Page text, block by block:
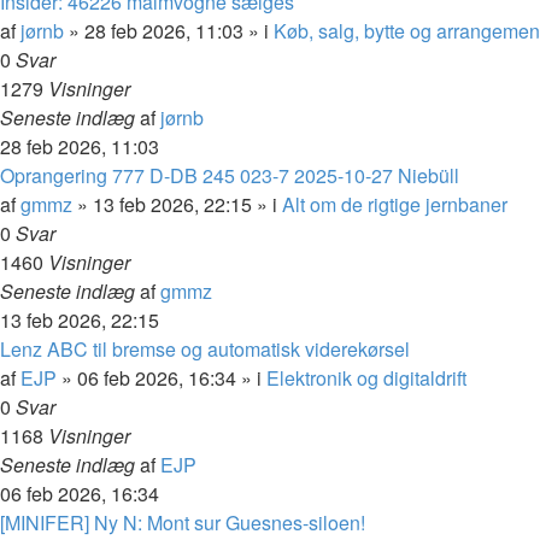
afjørnb » 28 feb 2026, 11:03 » i Køb, salg, bytte og
0 Svar
1279 Visninger
Seneste indlægafjørnb
28 feb 2026, 11:03
Oprangering 777 D-DB 245 023-7 2025-10-27 Niebüll
afgmmz » 13 feb 2026, 22:15 » i Alt om de rigtige jernbaner
0 Svar
1460 Visninger
Seneste indlægafgmmz
13 feb 2026, 22:15
Lenz ABC til bremse og automatisk viderekørsel
afEJP » 06 feb 2026, 16:34 » i Elektronik og digitaldrift
0 Svar
1168 Visninger
Seneste indlægafEJP
06 feb 2026, 16:34
[MINIFER] Ny N: Mont sur Guesnes-siloen!